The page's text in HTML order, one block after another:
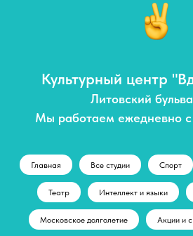
Культурный центр
Литовский
Мы работаем ежедневно
Главная Все студии Спорт
Театр Интеллект и языки
Московское долголетие Акции и